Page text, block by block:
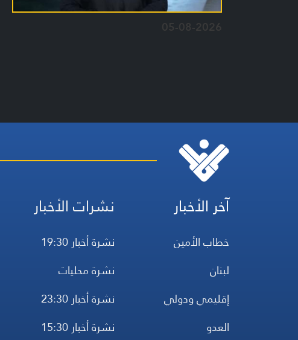
05-08-2026
آخر الأخبار
خطاب الأمين
لبنان
إقليمي ودولي
العدو
نشرات الأخبار
نشرة أخبار 19:30
نشرة محليات
نشرة أخبار 23:30
نشرة أخبار 15:30